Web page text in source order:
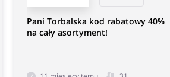
Pani Torbalska kod rabatowy 40%
na cały asortyment!